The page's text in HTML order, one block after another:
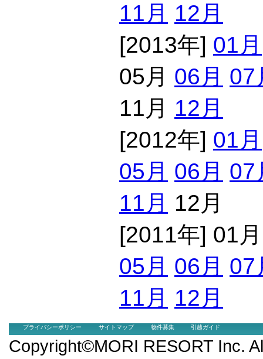
11月 12月
[2013年] 01月
05月 06月 07
11月 12月
[2012年] 01月
05月 06月 07
11月 12月
[2011年] 01
05月 06月 07
11月 12月
プライバシーポリシー サイトマップ 物件募集 引越ガイド
Copyright©MORI RESORT Inc.